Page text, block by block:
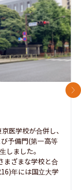
医学校が合併し、
予備門(第一高等
しました。
まざまな学校と合
年には国立大学
次